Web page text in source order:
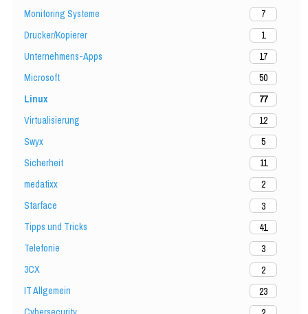
Monitoring Systeme
7
Drucker/Kopierer
1
Unternehmens-Apps
17
Microsoft
50
Linux
77
Virtualisierung
12
Swyx
5
Sicherheit
11
medatixx
2
Starface
3
Tipps und Tricks
41
Telefonie
3
3CX
2
IT Allgemein
23